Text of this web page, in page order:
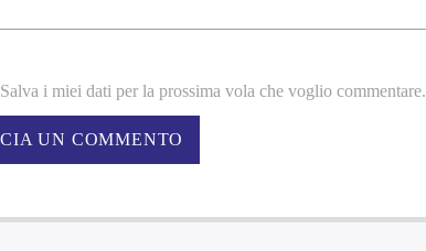
Salva i miei dati per la prossima vola che voglio commentare.